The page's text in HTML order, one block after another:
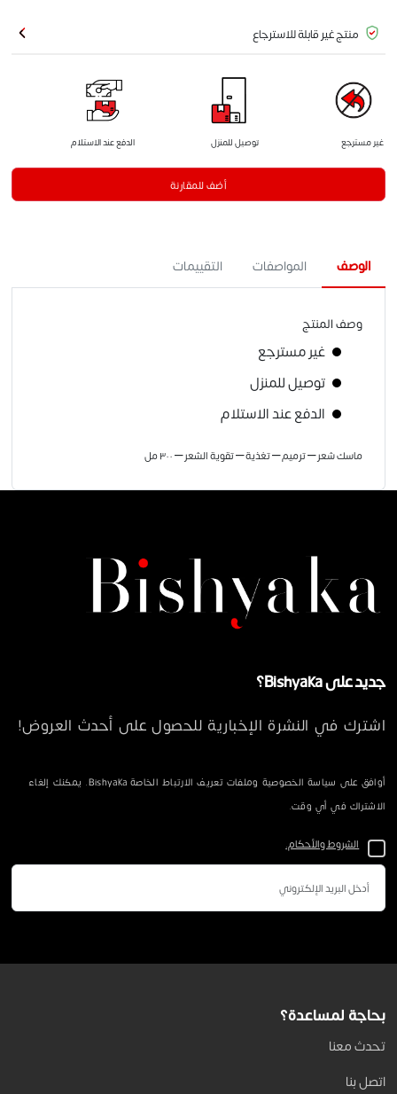
منتج غير قابلة للاسترجاع
غير مسترجع توصيل للمنزل الدفع عند الاستلام
أضف للمقارنة
الوصف المواصفات التقييمات
وصف المنتج
غير مسترجع
توصيل للمنزل
الدفع عند الاستلام
ماسك شعر – ترميم – تغذية – تقوية الشعر – ٣٠٠ مل
جديد على Bishyaka؟
اشترك في النشرة الإخبارية للحصول على أحدث العروض!
أوافق على سياسة الخصوصية وملفات تعريف الارتباط الخاصة Bishyaka. يمكنك إلغاء
الاشتراك في أي وقت.
الشروط والأحكام.
بحاجة لمساعدة؟
تحدث معنا
اتصل بنا